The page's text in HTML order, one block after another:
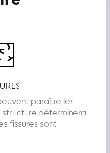
paraître les
structure déterminera
fissures sont